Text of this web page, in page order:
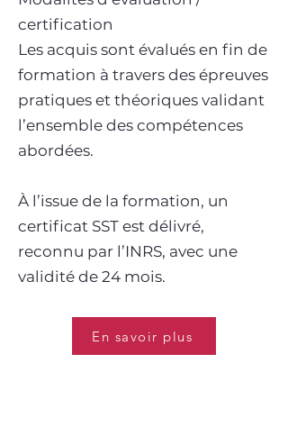
certification
Les acquis sont évalués en fin de
formation à travers des épreuves
pratiques et théoriques validant
l’ensemble des compétences
abordées.
À l’issue de la formation, un
certificat SST est délivré,
reconnu par l’INRS, avec une
validité de 24 mois.
En savoir plus